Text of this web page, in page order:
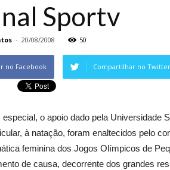
Sportv
- 20/08/2008 50
no Facebook Compartilhar no Twitter
o apoio dado pela Universidade
à natação, foram enaltecidos pelo
feminina dos Jogos Olímpicos de
de causa, decorrente dos grandes